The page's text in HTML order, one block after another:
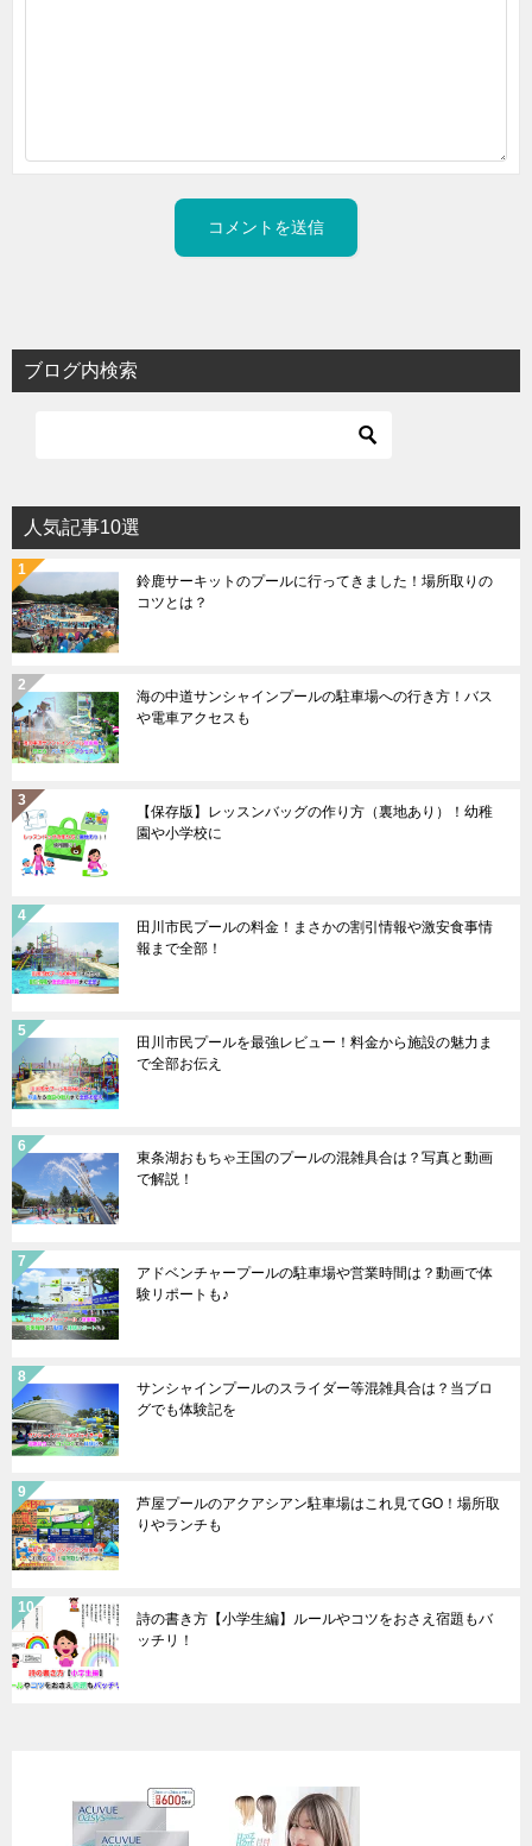
ブログ内検索
人気記事10選
鈴鹿サーキットのプールに行ってきました！場所取りの
コツとは？
海の中道サンシャインプールの駐車場への行き方！バス
や電車アクセスも
【保存版】レッスンバッグの作り方（裏地あり）！幼稚
園や小学校に
田川市民プールの料金！まさかの割引情報や激安食事情
報まで全部！
田川市民プールを最強レビュー！料金から施設の魅力ま
で全部お伝え
東条湖おもちゃ王国のプールの混雑具合は？写真と動画
で解説！
アドベンチャープールの駐車場や営業時間は？動画で体
験リポートも♪
サンシャインプールのスライダー等混雑具合は？当ブロ
グでも体験記を
芦屋プールのアクアシアン駐車場はこれ見てGO！場所取
りやランチも
詩の書き方【小学生編】ルールやコツをおさえ宿題もバ
ッチリ！